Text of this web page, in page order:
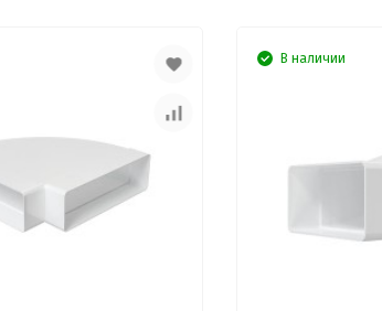
В наличии